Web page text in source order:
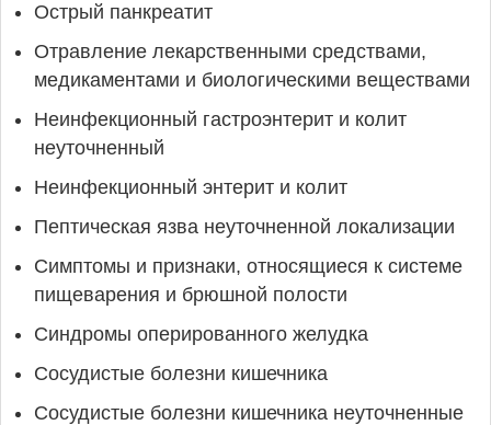
Острый панкреатит
Отравление лекарственными средствами,
медикаментами и биологическими веществами
Неинфекционный гастроэнтерит и колит
неуточненный
Неинфекционный энтерит и колит
Пептическая язва неуточненной локализации
Симптомы и признаки, относящиеся к системе
пищеварения и брюшной полости
Синдромы оперированного желудка
Сосудистые болезни кишечника
Сосудистые болезни кишечника неуточненные